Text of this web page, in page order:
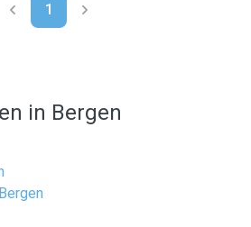
1
in Bergen